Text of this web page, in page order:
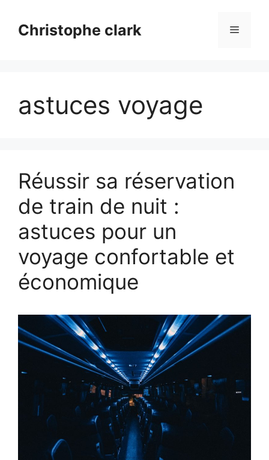
contenuChristophe clark Menu
astuces voyage
Réussir sa réservation
de train de nuit :
astuces pour un
voyage confortable et
économique